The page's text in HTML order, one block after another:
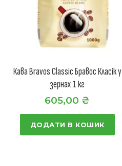
Кава Bravos Classic Бравос Класік у
зернах 1 кг
605,00 ₴
ДОДАТИ В КОШИК